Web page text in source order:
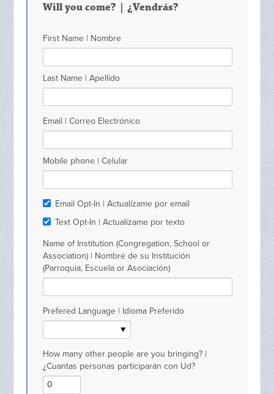
Will you come? | ¿Vendrás?
First Name | Nombre
Last Name | Apellido
Email | Correo Electrónico
Mobile phone | Celular
Email Opt-In | Actualízame por email
Text Opt-In | Actualízame por texto
Name of Institution (Congregation, School or
Association) | Nombre de su Institución
(Parroquia, Escuela or Asociación)
Prefered Language | Idioma Preferido
How many other people are you bringing? |
¿Cuantas personas participarán con Ud?